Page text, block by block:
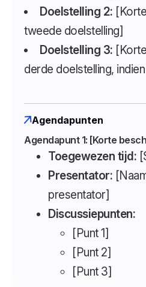
Doelstelling 2:
tweede doelstelling]
Doelstelling 3:
derde doelstelling,
Agendapunten
Agendapunt 1: [Korte
Toegewezen tijd:
Presentator:
presentator]
Discussiepunten:
[Punt 1]
[Punt 2]
[Punt 3]